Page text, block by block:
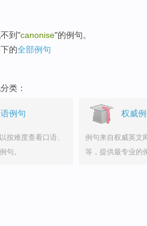
到"canonise"的例句。
的全部例句
类：
例句
按难度查看口语、
句。
权威
例句来自权威英文
等，提供最专业的